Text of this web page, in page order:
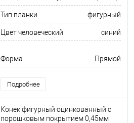
Тип планки фигурный
Цвет человеческий синий
Форма Прямой
Подробнее
Конек фигурный оцинкованный c
порошковым покрытием 0,45мм